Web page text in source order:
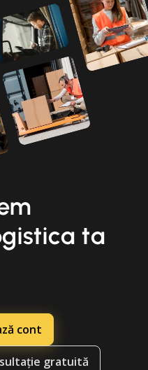
ta
cont
gratuită